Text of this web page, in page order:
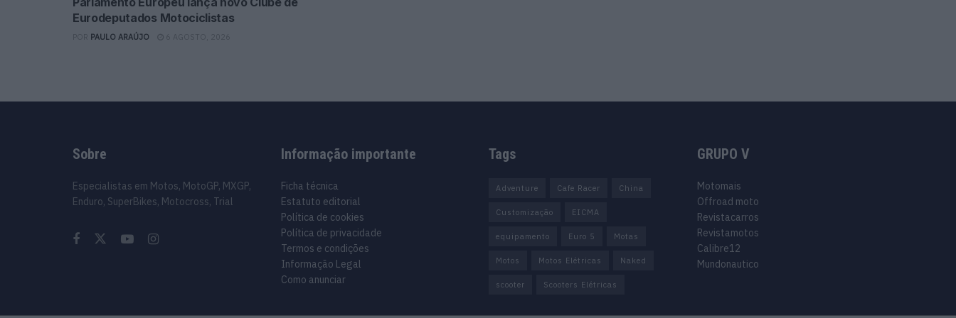
Eurodeputados Motociclistas
PAULO ARAÚJO 6 AGOSTO, 2026
Sobre
Especialistas em Motos, MotoGP, MXGP,
Enduro, SuperBikes, Motocross, Trial
Informação importante
Ficha técnica
Estatuto editorial
Política de cookies
Política de privacidade
Termos e condições
Informação Legal
Como anunciar
Tags
Adventure Cafe Racer China
Customização EICMA
equipamento Euro 5 Motas
Motos Motos Elétricas Naked
scooter Scooters Elétricas
GRUPO V
Motomais
Offroad moto
Revistacarros
Revistamotos
Calibre12
Mundonautico